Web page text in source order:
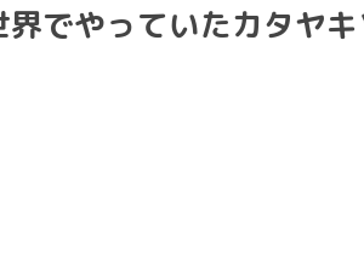
でやっていたカタヤ